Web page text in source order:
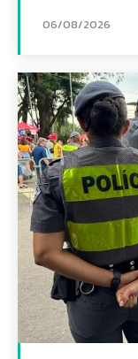
06/08/2026